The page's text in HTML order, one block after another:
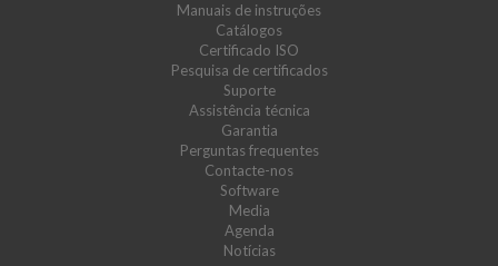
Manuais de instruções
Catálogos
Certificado ISO
Pesquisa de certificados
Suporte
Assistência técnica
Garantia
Perguntas frequentes
Contacte-nos
Software
Media
Agenda
Notícias